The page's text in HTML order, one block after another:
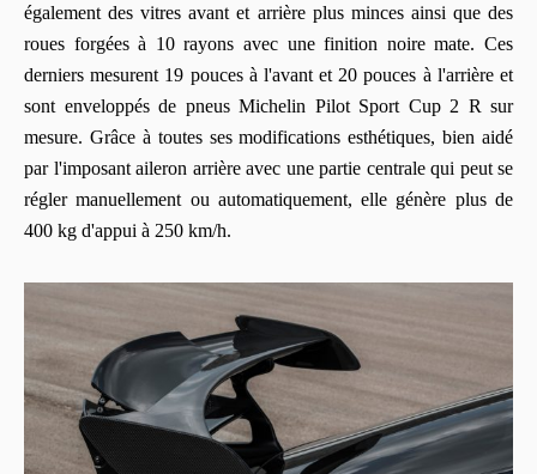
également des vitres avant et arrière plus minces ainsi que des
roues forgées à 10 rayons avec une finition noire mate. Ces
derniers mesurent 19 pouces à l'avant et 20 pouces à l'arrière et
sont enveloppés de pneus Michelin Pilot Sport Cup 2 R sur
mesure. Grâce à toutes ses modifications esthétiques, bien aidé
par l'imposant aileron arrière avec une partie centrale qui peut se
régler manuellement ou automatiquement, elle génère plus de
400 kg d'appui à 250 km/h.